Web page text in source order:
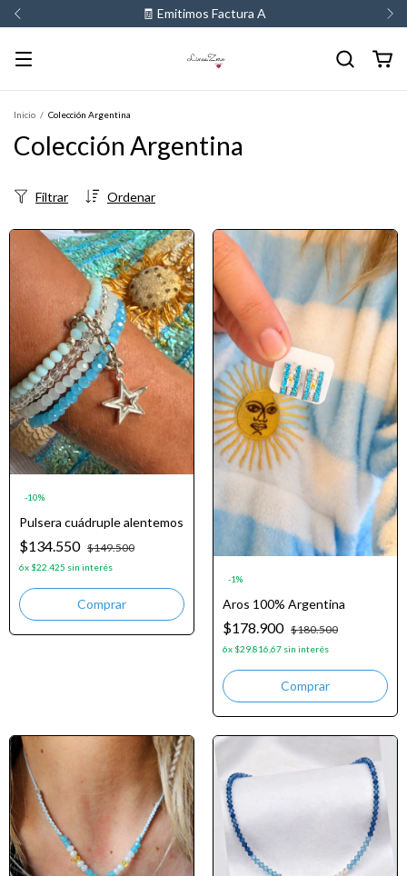
💳 3 y 6 cuotas sin interes
Inicio / Colección Argentina
Colección Argentina
Ordenar
Filtrar
-10%
Pulsera cuádruple alentemos
$134.550 $149.500
6x $22.425 sin interés
-1%
Aros 100% Argentina
$178.900 $180.500
6x $29.816,67 sin interés